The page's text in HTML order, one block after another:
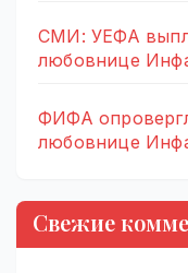
СМИ: УЕФА
любовнице
ФИФА
любовнице
Свежие